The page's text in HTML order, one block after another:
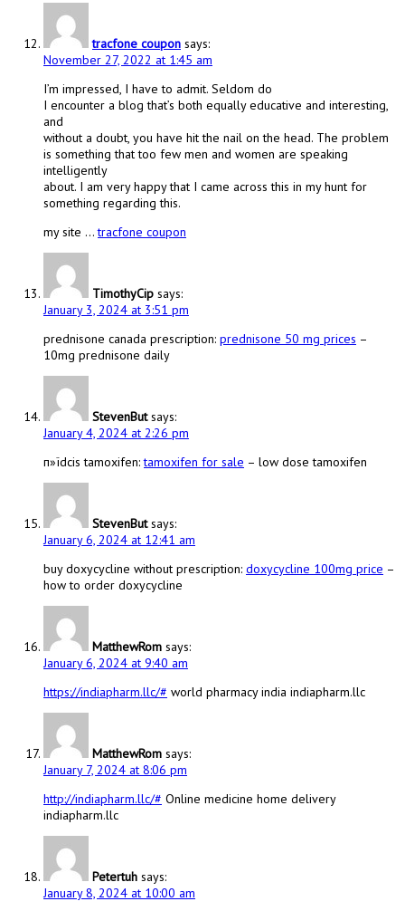
tracfone coupon says:
November 27, 2022 at 1:45 am
I’m impressed, I have to admit. Seldom do
I encounter a blog that’s both equally educative and interesting,
and
without a doubt, you have hit the nail on the head. The problem
is something that too few men and women are speaking
intelligently
about. I am very happy that I came across this in my hunt for
something regarding this.
my site …tracfone coupon
TimothyCip says:
January 3, 2024 at 3:51 pm
prednisone canada prescription: prednisone 50 mg prices –
10mg prednisone daily
StevenBut says:
January 4, 2024 at 2:26 pm
п»їdcis tamoxifen:tamoxifen for sale – low dose tamoxifen
StevenBut says:
January 6, 2024 at 12:41 am
buy doxycycline without prescription: doxycycline 100mg price –
how to order doxycycline
MatthewRom says:
January 6, 2024 at 9:40 am
https://indiapharm.llc/# world pharmacy india indiapharm.llc
MatthewRom says:
January 7, 2024 at 8:06 pm
http://indiapharm.llc/# Online medicine home delivery
indiapharm.llc
Petertuh says:
January 8, 2024 at 10:00 am